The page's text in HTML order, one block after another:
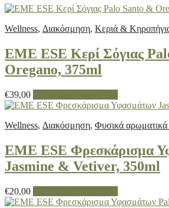
Wellness, Διακόσμηση, Κεριά &
EME ESE Κερί Σόγιας
Oregano, 375ml
€39,00
Wellness, Διακόσμηση, Φυσικά
EME ESE Φρεσκάρισμα
Jasmine & Vetiver, 350ml
€20,00